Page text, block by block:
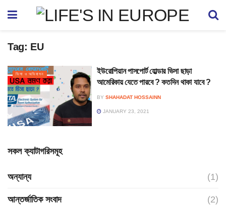
Tag: EU
ভিসা ও অভিবাসন
ইউরোপিয়ান পাসপোর্ট হোল্ডার ভিসা ছাড়া
আমেরিকায় যেতে পারবে ? কতদিন থাকা যাবে ?
BY SHAHADAT HOSSAINN
JANUARY 23, 2021
সকল ক্যাটাগরিসমূহ
অন্যান্য (1)
আন্তর্জাতিক সংবাদ (2)